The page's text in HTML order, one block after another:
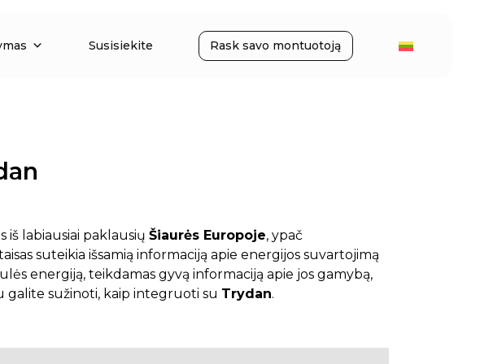
Susisiekite Rask savo montuotoją
iš labiausiai paklausių Šiaurės Europoje, ypač
suteikia išsamią informaciją apie energijos suvartojimą
energiją, teikdamas gyvą informaciją apie jos gamybą,
galite sužinoti, kaip integruoti su Trydan.